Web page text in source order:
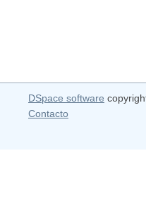
DSpace software
Contacto